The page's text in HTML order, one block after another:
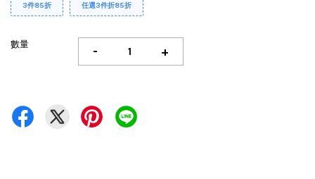
3件85折 任選3件折85折
數量 - +